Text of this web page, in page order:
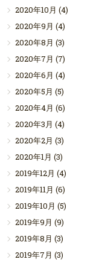
2020年10月 (4)
2020年9月 (4)
2020年8月 (3)
2020年7月 (7)
2020年6月 (4)
2020年5月 (5)
2020年4月 (6)
2020年3月 (4)
2020年2月 (3)
2020年1月 (3)
2019年12月 (4)
2019年11月 (6)
2019年10月 (5)
2019年9月 (9)
2019年8月 (3)
2019年7月 (3)